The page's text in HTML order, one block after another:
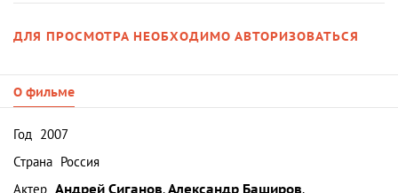
ДЛЯ ПРОСМОТРА НЕОБХОДИМО АВТОРИЗОВАТЬСЯ
О фильме
Год 2007
Страна Россия
Актер Андрей Сиганов,Александр Баширов,